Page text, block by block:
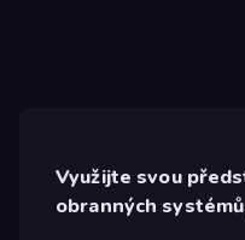
Využijte svou
obranných